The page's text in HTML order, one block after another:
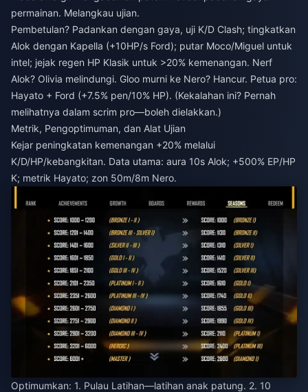
permainan. Melangkau ujian.
Pembetulan? Padankan dengan gaya, uji K/D Clash; tingkatkan
Alok dengan Kapella (+10HP/s Ford); putar Moco/Miguel untuk
intel; jejak regen HP Klasik untuk >20% kemenangan. Nerf
Alok? Olivia melindungi. Gloo murni ke Nero? Hancur. Petua pro:
Hayato + Ford (+7.5% pen/10% HP). (Kekalahan ini? Pernah
melihatnya dalam scrim pro—boleh dielakkan.)
Metrik, Pengoptimuman, dan Alat Ujian
Kejar peningkatan kemenangan +20% melalui
K/D/HP/kebangkitan. Data utama: aura 10s Alok; +500% EP/HP
K; metrik Hayato; zon 50m/8m Nero.
Optimumkan: 1. Pulau Latihan—latihan anak patung. 2. 10